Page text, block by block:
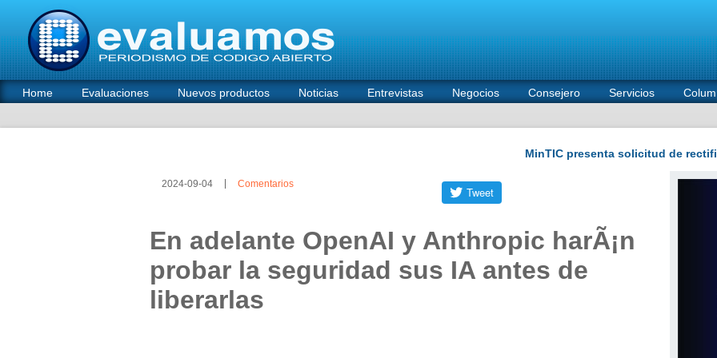
Home Evaluaciones Nuevos productos Noticias Entrevistas Negocios Consejero Servicios
2024-09-04 Comentarios
En adelante OpenAI y Anthropic harÃ¡n
probar la seguridad sus IA antes de
liberarlas